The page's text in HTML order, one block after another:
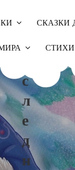
СКАЗКИ
С
Л
Е
Д
Н